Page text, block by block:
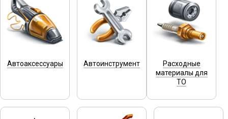
Автоаксессуары Автоинструмент
Расходные
материалы для
ТО